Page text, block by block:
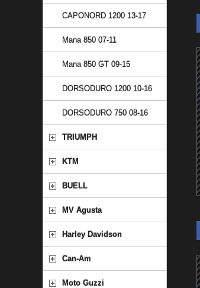
CAPONORD 1200 13-17
Mana 850 07-11
Mana 850 GT 09-15
DORSODURO 1200 10-16
DORSODURO 750 08-16
TRIUMPH
KTM
BUELL
MV Agusta
Harley Davidson
Can-Am
Moto Guzzi